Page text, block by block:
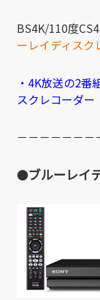
BS4K/110度
ーレイディスク
・4K放送の2番
スクレコーダー
－－－－－－
●ブルーレイ